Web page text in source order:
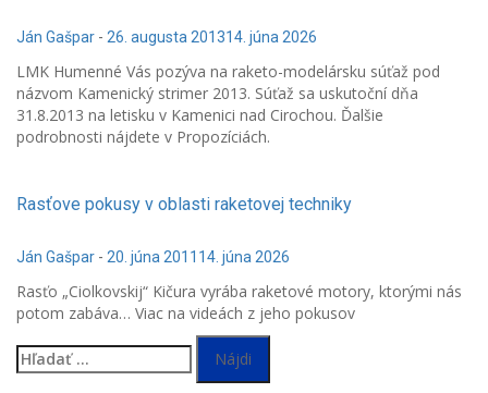
Ján Gašpar - 26. augusta 201314. júna 2026
LMK Humenné Vás pozýva na raketo-modelársku súťaž pod
názvom Kamenický strimer 2013. Súťaž sa uskutoční dňa
31.8.2013 na letisku v Kamenici nad Cirochou. Ďalšie
podrobnosti nájdete v Propozíciách.
Rasťove pokusy v oblasti raketovej techniky
Ján Gašpar - 20. júna 2011 14. júna 2026
Rasťo „Ciolkovskij“ Kičura vyrába raketové motory, ktorými nás
potom zabáva… Viac na videách z jeho pokusov
Hľadať: